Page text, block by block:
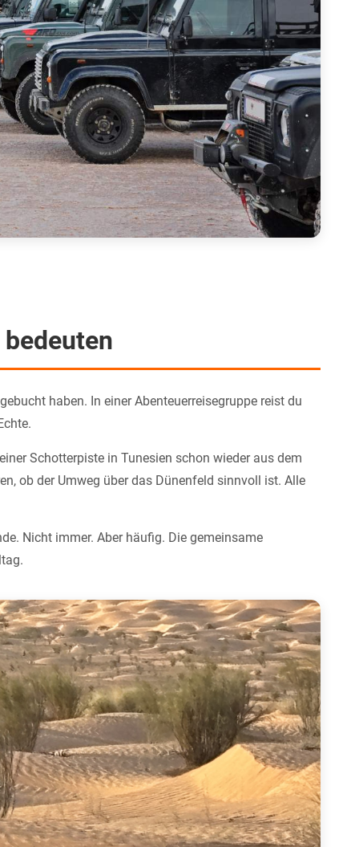
haben. In einer Abenteuerreisegruppe reist du
Schotterpiste in Tunesien schon wieder aus dem
ob der Umweg über das Dünenfeld sinnvoll ist. Alle
Nicht immer. Aber häufig. Die gemeinsame